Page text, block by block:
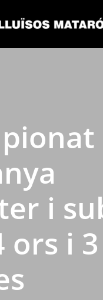
i
ors i 3